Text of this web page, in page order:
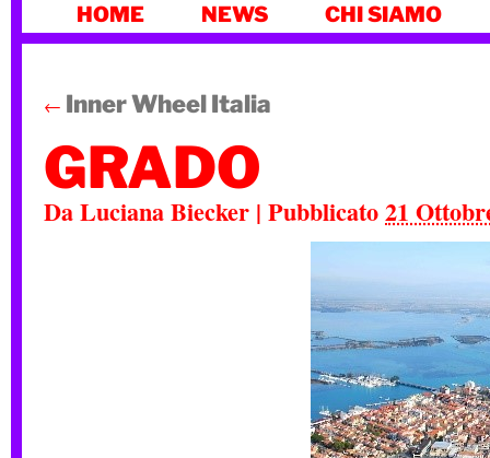
AL
HOME NEWS CHI SIAMO
← Inner Wheel Italia
GRADO
DaLuciana Biecker | Pubblicato21